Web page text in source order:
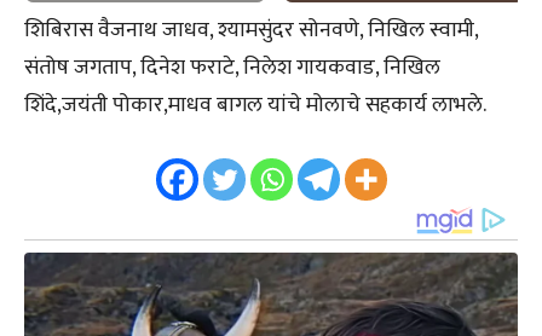
शिबिरास वैजनाथ जाधव, श्यामसुंदर सोनवणे, निखिल स्वामी,
संतोष जगताप, दिनेश फराटे, निलेश गायकवाड, निखिल
शिंदे,जयंती पोकार,माधव बागल यांचे मोलाचे सहकार्य लाभले.